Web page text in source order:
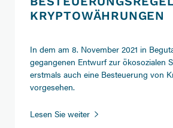
KRYPTOWÄHRUNGEN
In dem am 8. November 2021 in
gegangenen Entwurf zur ökosozialen
erstmals auch eine Besteuerung von
vorgesehen.
Lesen Sie weiterEntwurf